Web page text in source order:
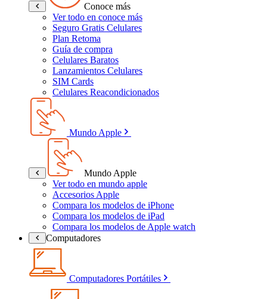
Conoce más
Ver todo en conoce más
Seguro Gratis Celulares
Plan Retoma
Guía de compra
Celulares Baratos
Lanzamientos Celulares
SIM Cards
Celulares Reacondicionados
Mundo Apple
Mundo Apple
Ver todo en mundo apple
Accesorios Apple
Compara los modelos de iPhone
Compara los modelos de iPad
Compara los modelos de Apple watch
Computadores
Computadores Portátiles